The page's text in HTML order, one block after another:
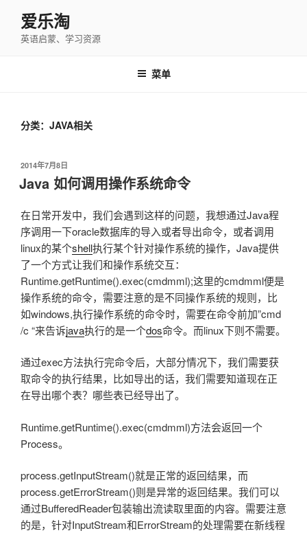
爱乐淘
英语启蒙、学习资源
菜单
分类：JAVA相关
发
布
于
2014年7月8日
Java 如何调用操作系统命令
在日常开发中，我们会遇到这样的问题，我想通过Java程
序调用一下oracle数据库的导入或者导出命令，或者调用
linux的某个shell执行某个针对操作系统的操作，Java提供
了一个方式让我们和操作系统交互：
Runtime.getRuntime().exec(cmdmml);这里的cmdmml便是
操作系统的命令，需要注意的是不同操作系统的规则，比
如windows,执行操作系统的命令时，需要在命令前加”cmd
/c “来告诉java执行的是一个dos命令。而linux下则不需要。
通过exec方法执行完命令后，大部分情况下，我们需要获
取命令的执行结果，比如导出的话，我们需要知道现在正
在导出哪个表？哪些表已经导出了。
Runtime.getRuntime().exec(cmdmml)方法会返回一个
Process。
process.getInputStream()就是正常的返回结果，而
process.getErrorStream()则是异常的返回结果。我们可以
通过BufferedReader包装输出流读取里面的内容。需要注意
的是，针对InputStream和ErrorStream的处理需要在新线程